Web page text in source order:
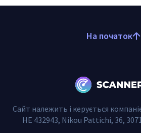
На початок
Сайт належить і керується
HE 432943, Nikou Pattichi, 36,